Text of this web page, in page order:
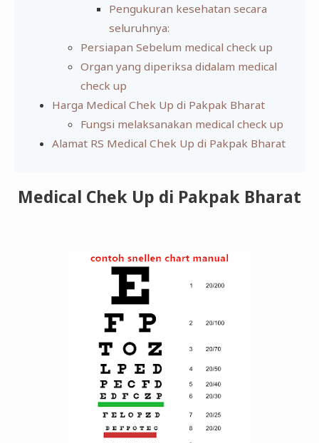
Pengukuran kesehatan secara
seluruhnya:
Persiapan Sebelum medical check up
Organ yang diperiksa didalam medical
check up
Harga Medical Chek Up di Pakpak Bharat
Fungsi melaksanakan medical check up
Alamat RS Medical Chek Up di Pakpak Bharat
Medical Chek Up di Pakpak Bharat